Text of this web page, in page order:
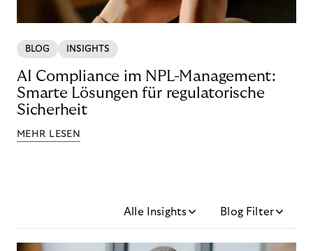
BLOG INSIGHTS
AI Compliance im NPL-Management:
Smarte Lösungen für regulatorische
Sicherheit
MEHR LESEN
Alle Insights Blog Filter